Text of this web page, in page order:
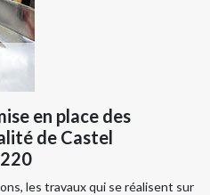
en place des
de Castel
les travaux qui se réalisent sur